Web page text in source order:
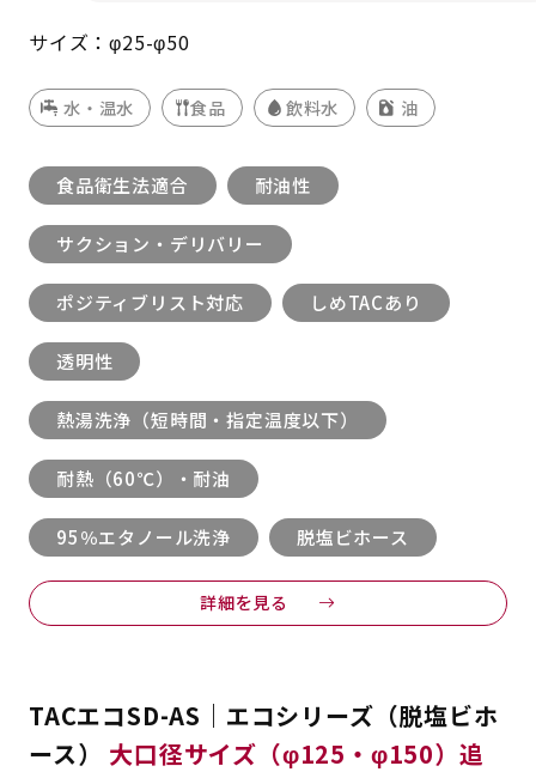
サイズ：φ25-φ50
水・温水 食品 飲料水 油
食品衛生法適合 耐油性
サクション・デリバリー
ポジティブリスト対応 しめTACあり
透明性
熱湯洗浄（短時間・指定温度以下）
耐熱（60℃）・耐油
95％エタノール洗浄 脱塩ビホース
詳細を見る
TACエコSD-AS｜エコシリーズ（脱塩ビホ
ース） 大口径サイズ（φ125・φ150）追